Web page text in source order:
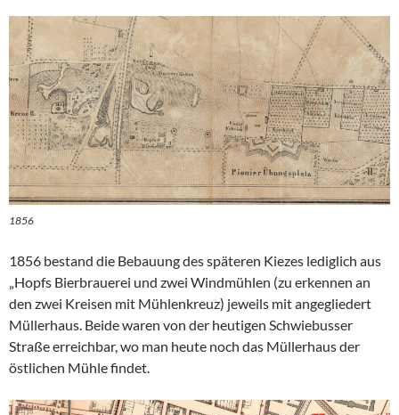
1856
1856 bestand die Bebauung des späteren Kiezes lediglich aus
„Hopfs Bierbrauerei und zwei Windmühlen (zu erkennen an
den zwei Kreisen mit Mühlenkreuz) jeweils mit angegliedert
Müllerhaus. Beide waren von der heutigen Schwiebusser
Straße erreichbar, wo man heute noch das Müllerhaus der
östlichen Mühle findet.